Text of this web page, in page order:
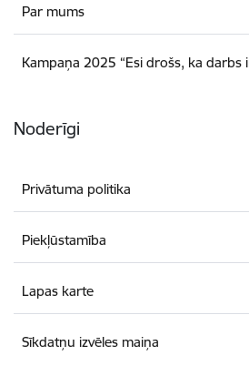
Par mums
Kampaņa 2025 “Esi drošs, ka darbs
Noderīgi
Privātuma politika
Piekļūstamība
Lapas karte
Sīkdatņu izvēles maiņa